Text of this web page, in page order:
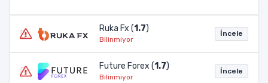
Ruka Fx (1.7)
Bilinmiyor
İncele
Future Forex (1.7)
Bilinmiyor
İncele